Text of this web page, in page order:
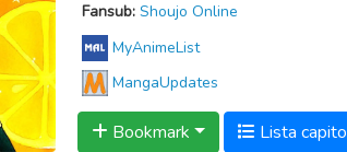
Fansub: Shoujo Online
MyAnimeList
MangaUpdates
Bookmark Lista